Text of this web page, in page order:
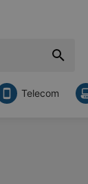
Telecom